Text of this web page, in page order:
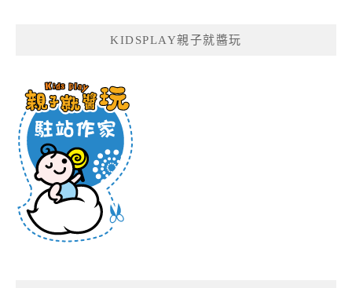
KIDSPLAY親子就醬玩